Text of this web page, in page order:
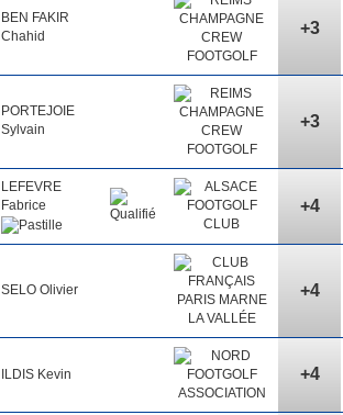
BEN FAKIR
Chahid
+3
PORTEJOIE
Sylvain
+3
LEFEVRE
Fabrice
+4
SELO Olivier +4
ILDIS Kevin +4